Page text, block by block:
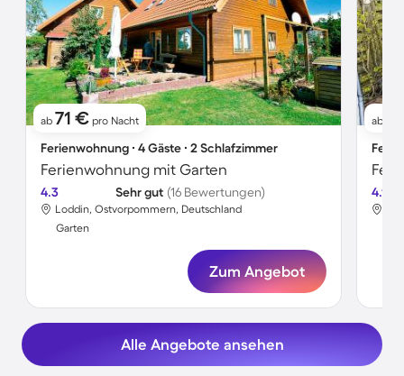
ab 71 € pro Nacht
Ferienwohnung ∙ 4 Gäste ∙ 2 Schlafzimmer
Ferienwohnung mit Garten
4.3 Sehr gut (16 Bewertungen)
Loddin, Ostvorpommern, Deutschland
Garten
Zum Angebot
ab
4.1
Alle Angebote ansehen